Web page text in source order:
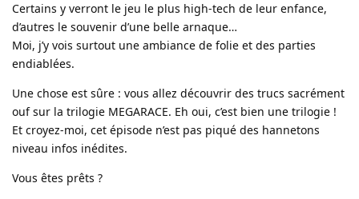
Certains y verront le jeu le plus high-tech de leur enfance,
d’autres le souvenir d’une belle arnaque…
Moi, j’y vois surtout une ambiance de folie et des parties
endiablées.
Une chose est sûre : vous allez découvrir des trucs sacrément
ouf sur la trilogie MEGARACE. Eh oui, c’est bien une trilogie !
Et croyez-moi, cet épisode n’est pas piqué des hannetons
niveau infos inédites.
Vous êtes prêts ?